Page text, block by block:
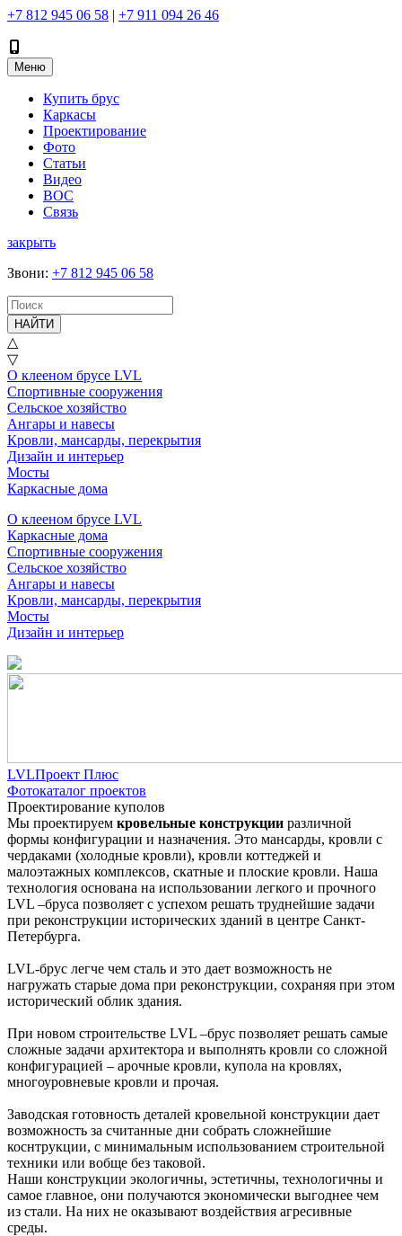
+7 812 945 06 58 | +7 911 094 26 46
Меню
Купить брус
Каркасы
Проектирование
Фото
Статьи
Видео
ВОС
Связь
закрыть
Звони: +7 812 945 06 58
НАЙТИ
△
▽
О клееном брусе LVL
Спортивные сооружения
Сельское хозяйство
Ангары и навесы
Кровли, мансарды, перекрытия
Дизайн и интерьер
Мосты
Каркасные дома
О клееном брусе LVL
Каркасные дома
Спортивные сооружения
Сельское хозяйство
Ангары и навесы
Кровли, мансарды, перекрытия
Мосты
Дизайн и интерьер
LVLПроект Плюс
Фотокаталог проектов
Проектирование куполов
Мы проектируем кровельные конструкции различной
формы конфигурации и назначения. Это мансарды, кровли с
чердаками (холодные кровли), кровли коттеджей и
малоэтажных комплексов, скатные и плоские кровли. Наша
технология основана на использовании легкого и прочного
LVL –бруса позволяет с успехом решать труднейшие задачи
при реконструкции исторических зданий в центре Санкт-
Петербурга.
LVL-брус легче чем сталь и это дает возможность не
нагружать старые дома при реконструкции, сохраняя при этом
исторический облик здания.
При новом строительстве LVL –брус позволяет решать самые
сложные задачи архитектора и выполнять кровли со сложной
конфигурацией – арочные кровли, купола на кровлях,
многоуровневые кровли и прочая.
Заводская готовность деталей кровельной конструкции дает
возможность за считанные дни собрать сложнейшие
коснтрукции, с минимальным использованием строительной
техники или вобще без таковой.
Наши конструкции экологичны, эстетичны, технологичны и
самое главное, они получаются экономически выгоднее чем
из стали. На них не оказывают воздействия агресивные
среды.